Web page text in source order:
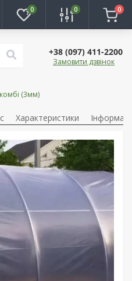
0 0 0
+38 (097) 411-2200
Замовити дзвінок
(3мм)
Характеристики